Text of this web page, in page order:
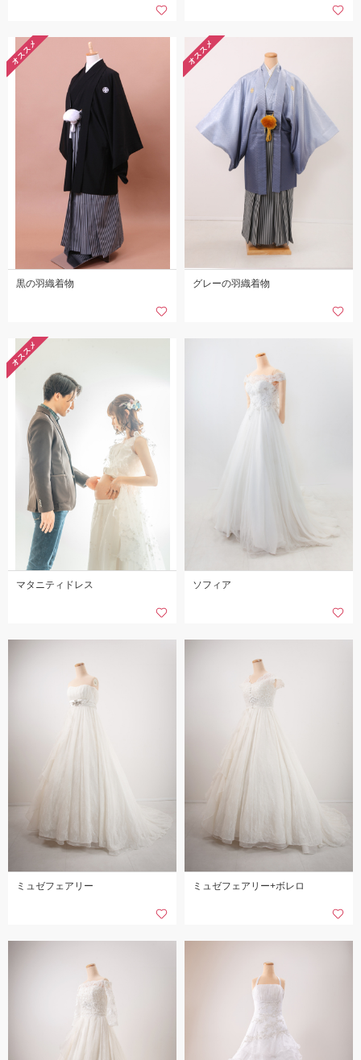
オススメ
黒の羽織着物
オススメ
グレーの羽織着物
オススメ
マタニティドレス ソフィア
ミュゼフェアリー ミュゼフェアリー+ボレロ